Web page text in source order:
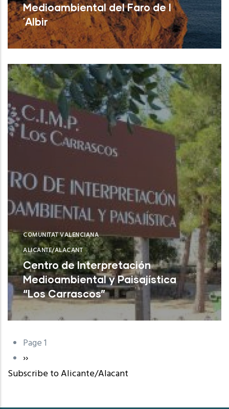
Medioambiental del Faro de l
´Albir
L'Alfàs del Pi (Alicante)
COMUNITAT VALENCIANA
ALICANTE/ALACANT
Centro de Interpretación
Medioambiental y Paisajística
“Los Carrascos”
L'Alfàs del Pi (Alicante)
Pagination
Page 1
Next
page
››
Subscribe to Alicante/Alacant